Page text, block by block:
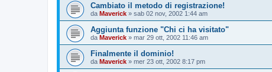
Cambiato il metodo di registrazione!
da Maverick » sab 02 nov, 2002 1:44 am
Aggiunta funzione "Chi ci ha visitato"
da Maverick » mar 29 ott, 2002 11:46 am
Finalmente il dominio!
da Maverick » mer 23 ott, 2002 8:17 pm